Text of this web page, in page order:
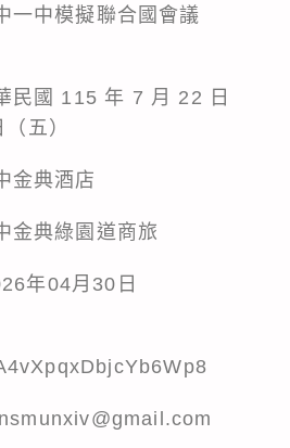
一中模擬聯合國會議
民國 115 年 7 月 22 日
五）
金典酒店
金典綠園道商旅
年04月30日